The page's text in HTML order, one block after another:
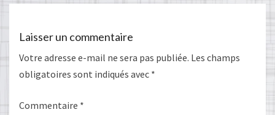
Laisser un commentaire
Votre adresse e-mail ne sera pas publiée. Les champs
obligatoires sont indiqués avec *
Commentaire *